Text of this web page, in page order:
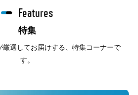
特集
Features
厳選してお届けする、特集コーナーで
す。